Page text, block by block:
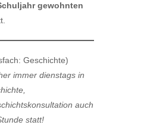
gewohnten
Geschichte)
immer dienstags in
auch
statt!